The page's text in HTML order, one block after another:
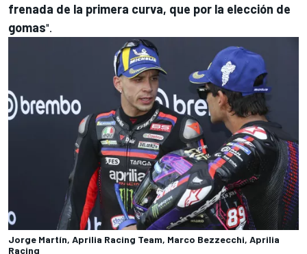
frenada de la primera curva, que por la elección de
gomas".
Jorge Martín, Aprilia Racing Team, Marco Bezzecchi, Aprilia
Racing